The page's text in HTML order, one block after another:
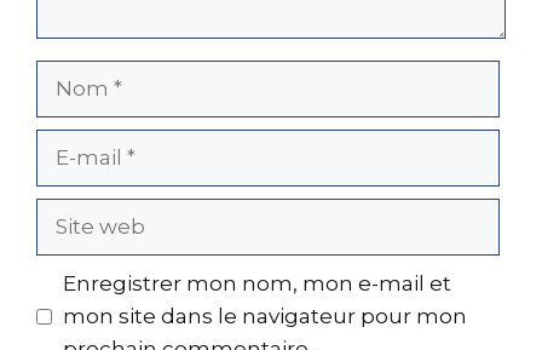
Nom
Site
Enregistrer mon nom, mon e-mail et
mon site dans le navigateur pour mon